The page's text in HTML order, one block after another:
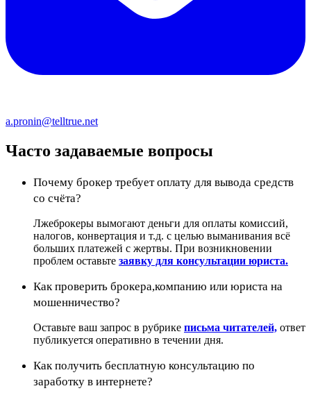
a.pronin@telltrue.net
Часто задаваемые вопросы
Почему брокер требует оплату для вывода средств
со счёта?
Лжеброкеры вымогают деньги для оплаты комиссий,
налогов, конвертация и т.д. с целью выманивания всё
больших платежей с жертвы. При возникновении
проблем оставьте заявку для консультации юриста.
Как проверить брокера,компанию или юриста на
мошенничество?
Оставьте ваш запрос в рубрике письма читателей, ответ
публикуется оперативно в течении дня.
Как получить бесплатную консультацию по
заработку в интернете?